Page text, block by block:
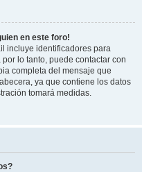
en este foro!
incluye identificadores para
lo tanto, puede contactar con
completa del mensaje que
ya que contiene los datos
tomará medidas.